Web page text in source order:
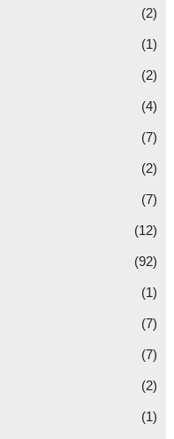
(2)
(1)
(2)
(4)
(7)
(2)
(7)
(12)
(92)
(1)
(7)
(7)
(2)
(1)